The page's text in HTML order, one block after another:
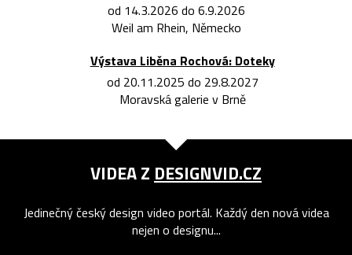
od 14.3.2026 do 6.9.2026
Weil am Rhein, Německo
Výstava Liběna Rochová: Doteky
od 20.11.2025 do 29.8.2027
Moravská galerie v Brně
VIDEA Z DESIGNVID.CZ
Jedinečný český design video portál. Každý den nová videa
nejen o designu...